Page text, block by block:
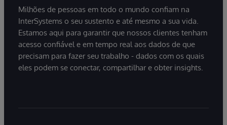
Milhões de pessoas em todo o mundo confiam na
InterSystems o seu sustento e até mesmo a sua vida.
Estamos aqui para garantir que nossos clientes tenham
acesso confiável e em tempo real aos dados de que
precisam para fazer seu trabalho - dados com os quais
eles podem se conectar, compartilhar e obter insights.